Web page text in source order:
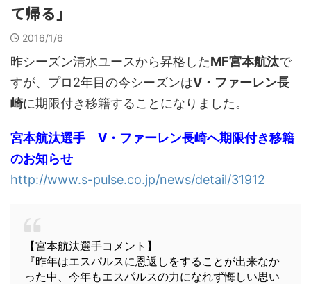
て帰る」
2016/1/6
昨シーズン清水ユースから昇格したMF宮本航汰で
すが、プロ2年目の今シーズンはV・ファーレン長
崎に期限付き移籍することになりました。
宮本航汰選手 V・ファーレン長崎へ期限付き移籍
のお知らせ
http://www.s-pulse.co.jp/news/detail/31912
【宮本航汰選手コメント】
『昨年はエスパルスに恩返しをすることが出来なか
った中、今年もエスパルスの力になれず悔しい思い